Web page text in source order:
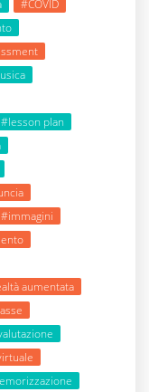
#COVID
#lesson plan
#immagini
aumentata